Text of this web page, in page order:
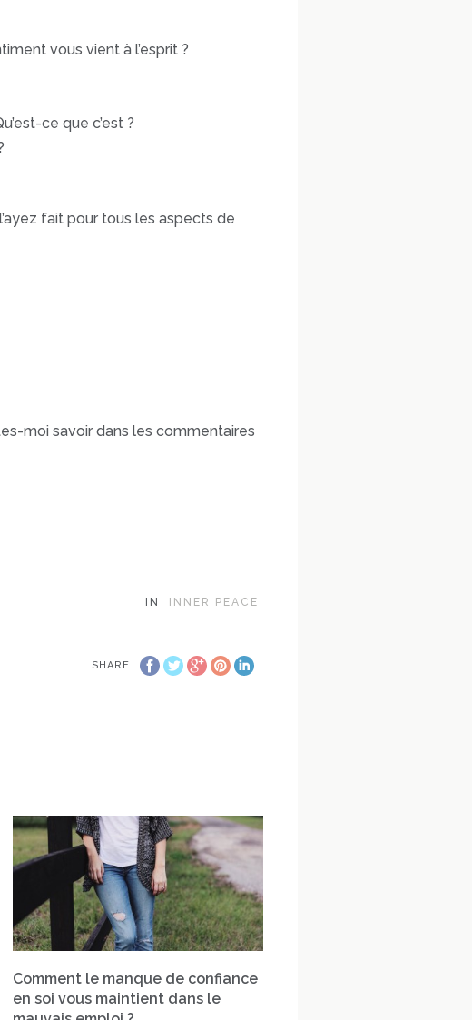
vous vient à l’esprit ?
ce que c’est ?
fait pour tous les aspects de
moi savoir dans les commentaires
IN INNER PEACE
SHARE
Comment le manque de confiance
en soi vous maintient dans le